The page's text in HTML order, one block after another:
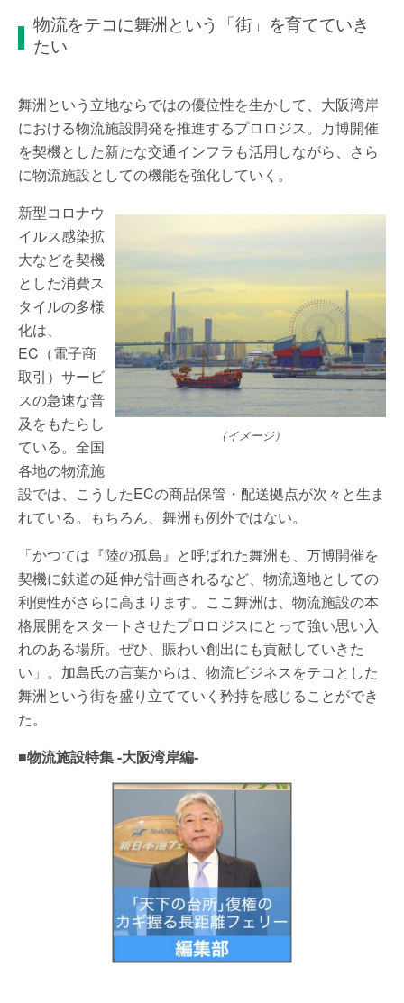
物流をテコに舞洲という「街」を育てていき
たい
舞洲という立地ならではの優位性を生かして、大阪湾岸
における物流施設開発を推進するプロロジス。万博開催
を契機とした新たな交通インフラも活用しながら、さら
に物流施設としての機能を強化していく。
（イメージ）
新型コロナウ
イルス感染拡
大などを契機
とした消費ス
タイルの多様
化は、
EC（電子商
取引）サービ
スの急速な普
及をもたらし
ている。全国
各地の物流施
設では、こうしたECの商品保管・配送拠点が次々と生ま
れている。もちろん、舞洲も例外ではない。
「かつては『陸の孤島』と呼ばれた舞洲も、万博開催を
契機に鉄道の延伸が計画されるなど、物流適地としての
利便性がさらに高まります。ここ舞洲は、物流施設の本
格展開をスタートさせたプロロジスにとって強い思い入
れのある場所。ぜひ、賑わい創出にも貢献していきた
い」。加島氏の言葉からは、物流ビジネスをテコとした
舞洲という街を盛り立てていく矜持を感じることができ
た。
■物流施設特集 -大阪湾岸編-